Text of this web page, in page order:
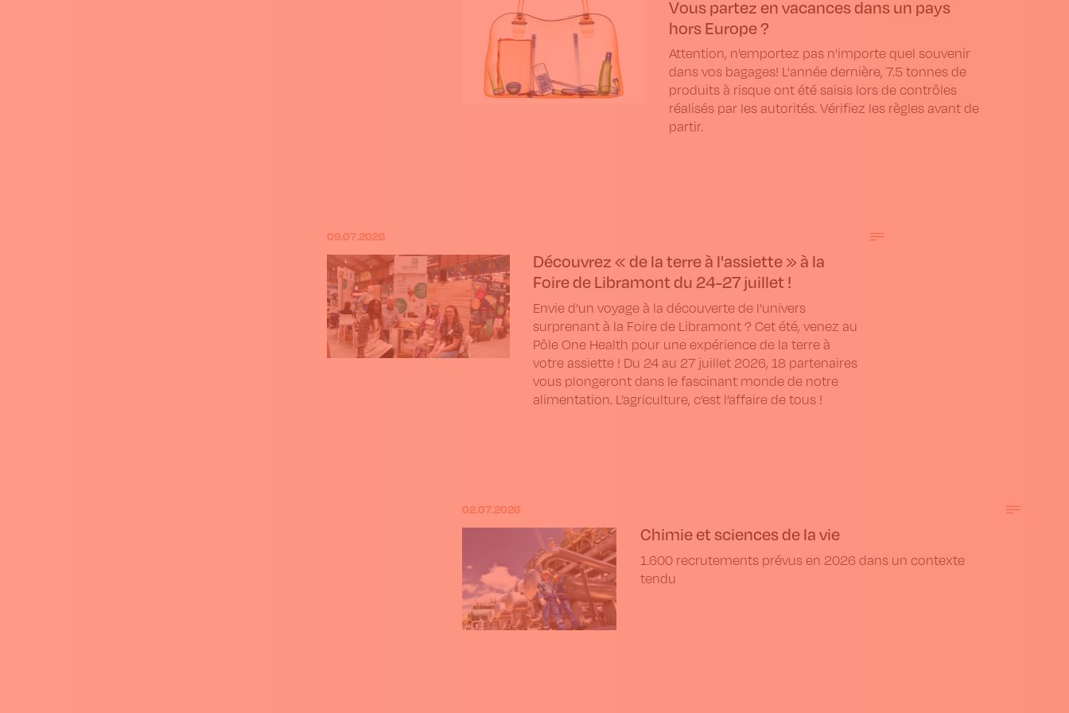
Vous partez en vacances dans un pays
hors Europe ?
Attention, n’emportez pas n'importe quel souvenir
dans vos bagages! L'année dernière, 7.5 tonnes de
produits à risque ont été saisis lors de contrôles
réalisés par les autorités. Vérifiez les règles avant de
partir.
09.07.2026
Découvrez « de la terre à l'assiette » à la
Foire de Libramont du 24-27 juillet !
Envie d’un voyage à la découverte de l’univers
surprenant à la Foire de Libramont ? Cet été, venez au
Pôle One Health pour une expérience de la terre à
votre assiette ! Du 24 au 27 juillet 2026, 18 partenaires
vous plongeront dans le fascinant monde de notre
alimentation. L’agriculture, c’est l’affaire de tous !
02.07.2026
Chimie et sciences de la vie
1.600 recrutements prévus en 2026 dans un contexte
tendu